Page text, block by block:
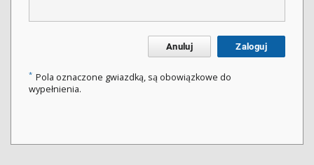
Anuluj Zaloguj
* Pola oznaczone gwiazdką, są obowiązkowe do
wypełnienia.